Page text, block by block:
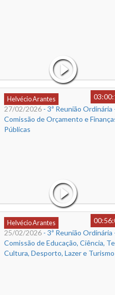
Helvécio Arantes
27/02/2026- 3ª Reunião Ordinária
Comissão de Orçamento e
Públicas
Helvécio Arantes
25/02/2026- 3ª Reunião Ordinária
Comissão de Educação, Ciência,
Cultura, Desporto, Lazer e Turismo